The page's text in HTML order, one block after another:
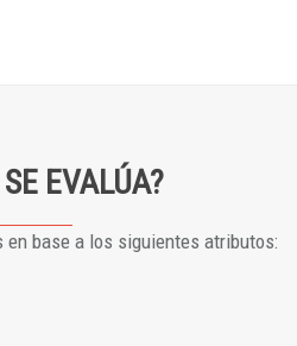
EVALÚA?
base a los siguientes atributos: